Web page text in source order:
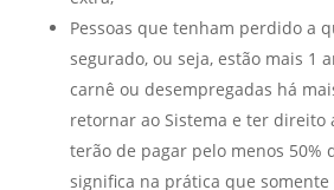
Pessoas que tenham perdido a
segurado, ou seja, estão mais 1
carnê ou desempregadas há
retornar ao Sistema e ter direito
terão de pagar pelo menos 50%
significa na prática que